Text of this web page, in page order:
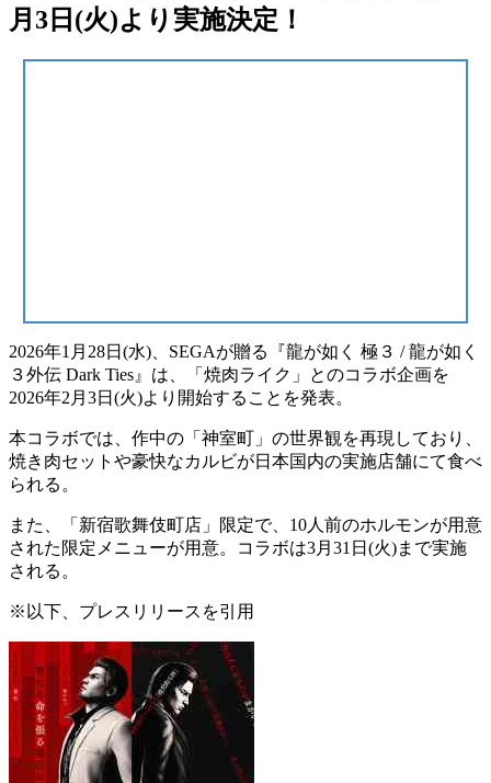
月3日(火)より実施決定！
2026年1月28日(水)、SEGAが贈る『龍が如く 極３ / 龍が如く
３外伝 Dark Ties』は、
「焼⾁ライク」とのコラボ企画を
2026年2月3日(火)より開始することを発表。
本コラボでは、作中の「神室町」の世界観を再現しており、
焼き肉セットや豪快なカルビが日本国内の実施店舗にて食べ
られる。
また、「新宿歌舞伎町店」限定で、10人前のホルモンが用意
された 限定メニューが用意。コラボは3月31日(火)まで実施
される。
※以下、プレスリリースを引用